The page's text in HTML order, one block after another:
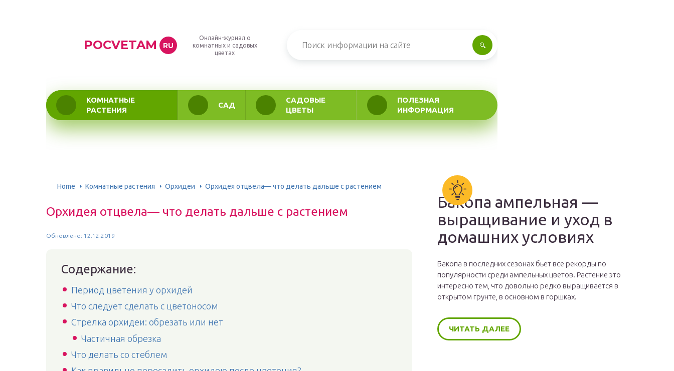
POCVETAM RU
Онлайн-журнал о
комнатных и садовых
цветах
КОМНАТНЫЕ
РАСТЕНИЯ
САД
САДОВЫЕ
ЦВЕТЫ
ПОЛЕЗНАЯ
ИНФОРМАЦИЯ
Home Комнатные растения Орхидеи Орхидея отцвела— что делать дальше с растением
Орхидея отцвела— что делать дальше с растением
Обновлено: 12.12.2019
Содержание:
Период цветения у орхидей
Что следует сделать с цветоносом
Стрелка орхидеи: обрезать или нет
Частичная обрезка
Что делать со стеблем
Бакопа ампельная —
выращивание и уход в
домашних условиях
Бакопа в последних сезонах бьет все рекорды по
популярности среди ампельных цветов. Растение это
интересно тем, что довольно редко выращивается в
открытом грунте, в основном в горшках.
ЧИТАТЬ ДАЛЕЕ